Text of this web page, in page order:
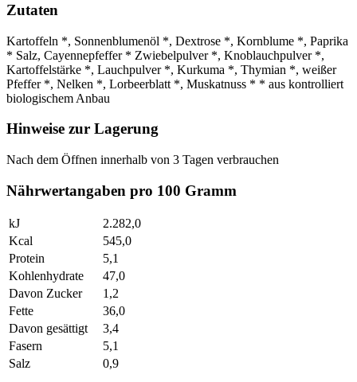
Zutaten
Kartoffeln *, Sonnenblumenöl *, Dextrose *, Kornblume *, Paprika
* Salz, Cayennepfeffer * Zwiebelpulver *, Knoblauchpulver *,
Kartoffelstärke *, Lauchpulver *, Kurkuma *, Thymian *, weißer
Pfeffer *, Nelken *, Lorbeerblatt *, Muskatnuss * * aus kontrolliert
biologischem Anbau
Hinweise zur Lagerung
Nach dem Öffnen innerhalb von 3 Tagen verbrauchen
Nährwertangaben pro 100 Gramm
kJ
2.282,0
Kcal
545,0
Protein
5,1
Kohlenhydrate
47,0
Davon Zucker
1,2
Fette
36,0
Davon gesättigt
3,4
Fasern
5,1
Salz
0,9